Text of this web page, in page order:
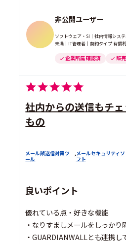
非公開ユーザー
ソフトウェア・SI｜社内情報シス
未満｜IT管理者｜契約タイプ 有償
企業所属 確認済 販
社内からの送信もチ
もの
メール誤送信対策ツ
ール
, メールセキュリティソ
フト
良いポイント
優れている点・好きな機能
・なりすましメールをしっかり
・GUARDIANWALLとも連携し